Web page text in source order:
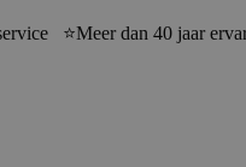
⭐Meer dan 40 jaar